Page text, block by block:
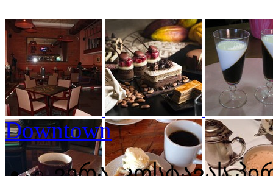
Downtown